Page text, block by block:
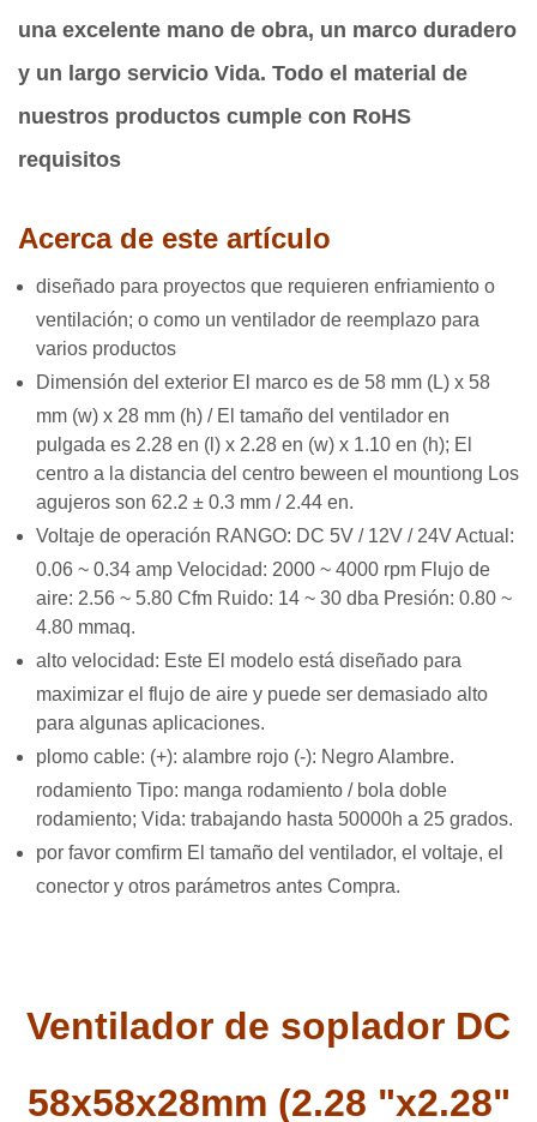
una excelente mano de obra, un marco duradero
y un largo servicio Vida. Todo el material de
nuestros productos cumple con RoHS
requisitos
Acerca de este artículo
diseñado para proyectos que requieren enfriamiento o
ventilación; o como un ventilador de reemplazo para
varios productos
Dimensión del exterior El marco es de 58 mm (L) x 58
mm (w) x 28 mm (h) / El tamaño del ventilador en
pulgada es 2.28 en (l) x 2.28 en (w) x 1.10 en (h); El
centro a la distancia del centro beween el mountiong Los
agujeros son 62.2 ± 0.3 mm / 2.44 en.
Voltaje de operación RANGO: DC 5V / 12V / 24V Actual:
0.06 ~ 0.34 amp Velocidad: 2000 ~ 4000 rpm Flujo de
aire: 2.56 ~ 5.80 Cfm Ruido: 14 ~ 30 dba Presión: 0.80 ~
4.80 mmaq.
alto velocidad: Este El modelo está diseñado para
maximizar el flujo de aire y puede ser demasiado alto
para algunas aplicaciones.
plomo cable: (+): alambre rojo (-): Negro Alambre.
rodamiento Tipo: manga rodamiento / bola doble
rodamiento; Vida: trabajando hasta 50000h a 25 grados.
por favor comfirm El tamaño del ventilador, el voltaje, el
conector y otros parámetros antes Compra.
Ventilador de soplador DC
58x58x28mm (2.28 "x2.28"